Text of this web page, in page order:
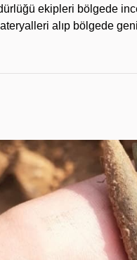
ekipleri bölgede
alıp bölgede